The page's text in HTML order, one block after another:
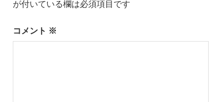
シ
ョ
ン
が付いている欄は必須項目です
コメント ※